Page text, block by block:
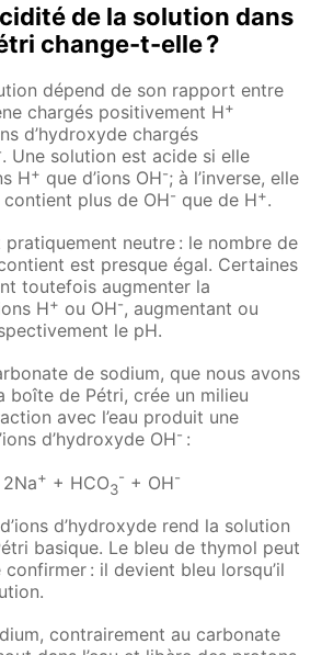
de la solution dans
change-t-elle ?
dépend de son rapport entre
chargés positivement H+
d’hydroxyde chargés
. Une solution est acide si elle
H+ que d’ions OH-; à l’inverse, elle
plus de OH- que de H+.
pratiquement neutre : le nombre de
contient est presque égal. Certaines
toutefois augmenter la
H+ ou OH-, augmentant ou
le pH.
de sodium, que nous avons
boîte de Pétri, crée un milieu
avec l’eau produit une
d’hydroxyde OH- :
+ + HCO3
- + OH-
d’hydroxyde rend la solution
basique. Le bleu de thymol peut
: il devient bleu lorsqu’il
contrairement au carbonate